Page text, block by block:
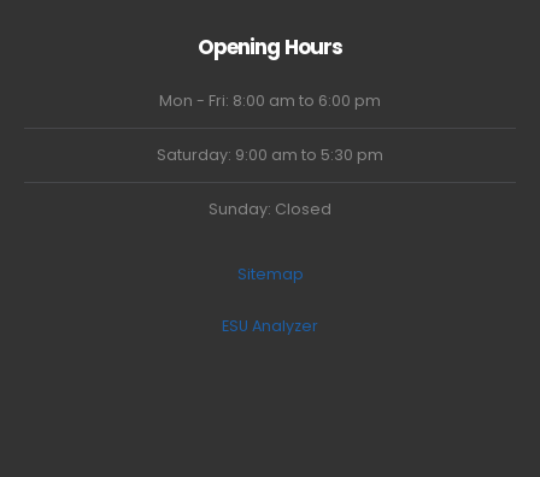
Opening Hours
Mon - Fri: 8:00 am to 6:00 pm
Saturday: 9:00 am to 5:30 pm
Sunday: Closed
Sitemap
ESU Analyzer